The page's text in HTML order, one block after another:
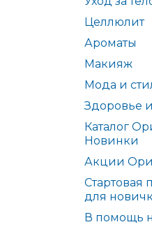
Целлюлит
Ароматы
Макияж
Мода и
Здоровье
Каталог
Новинки
Акции
Стартовая
для
В помощь